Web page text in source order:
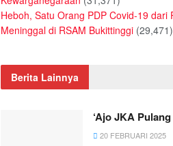
Heboh, Satu Orang PDP Covid-19 dari
Meninggal di RSAM Bukittinggi (29,471)
Berita Lainnya
‘Ajo JKA
20 FEBRUARI 2025